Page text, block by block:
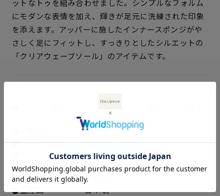
サイズを選択してください
21.5cm △ 残りわずか
△ 残りわずか
× 在庫なし
× 在庫なし
24cm △ 残りわずか
ットなトゥを組み合わせました。シンプルなフォルム
にモダンな表情を加え、輝きが足元に洗練された印象
を添えます。アッパーに施したインナースポンジがや
さしく足にフィットし、すっきりとしたシルエットの
「クリアウェーブソール」のアイテムです。
ムース
合成皮革
ソール素材
ポリウレタン
ヒールの高さ
約5.5cm
重さ（片足）
約245ｇ（サイズにより多少の
差異あり）
生産国
日本製